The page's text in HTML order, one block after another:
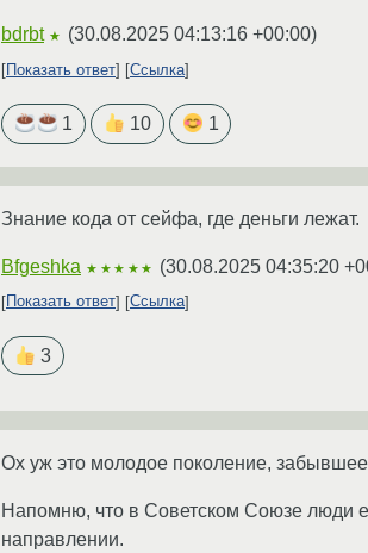
bdrbt ★ (30.08.2025 04:13:16 +00:00)
Показать ответ Ссылка
1 10 1
Знание кода от сейфа, где деньги лежат.
Bfgeshka ★★★★★ (30.08.2025 04:35:20
Показать ответ Ссылка
3
Ох уж это молодое поколение,
Напомню, что в Советском Союзе люди
направлении.